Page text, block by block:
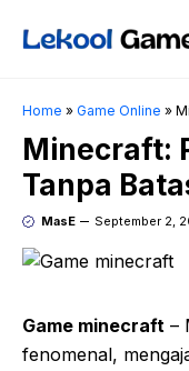
Home » Game Online »
Minecraft:
Tanpa
MasE September 2,
Game minecraft –
fenomenal,